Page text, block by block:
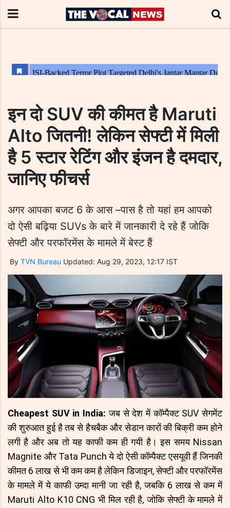
इन दो SUV की कीमत है Maruti
Alto जितनी! लेकिन सेफ्टी में मिली
है 5 स्टार रेटिंग और इंजन है दमदार,
जानिए फीचर्स
अगर आपका बजट 6 के आस –पास है तो यहां हम आपको
दो ऐसी बढ़िया SUVs के बारे में जानकारी दे रहे हैं जोकि
सेफ्टी और परफॉरमेंस के मामले में बेस्ट हैं
By TVN Bureau Updated: Aug 29, 2023, 12:17 IST
Cheapest SUV in India: जब से देश में कॉम्पैक्ट SUV सेगमेंट
की शुरुआत हुई है तब से हैचबैक और सेडान कारों की बिक्री कम होने
लगी है और अब तो यह काफी कम ही गयी है। इस समय Nissan
Magnite और Tata Punch ये दो ऐसी कॉम्पैक्ट एसयूवी हैं जिनकी
कीमत 6 लाख से भी कम कम है लेकिन डिजाइन, सेफ्टी और परफॉरमेंस
के मामले में ये काफी उम्दा मानी जा रही है, जबकि 6 लाख से कम में
Maruti Alto K10 CNG भी मिल रही है, जोकि सेफ्टी के मामले में